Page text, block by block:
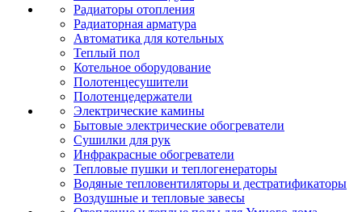
Радиаторы отопления
Радиаторная арматура
Автоматика для котельных
Теплый пол
Котельное оборудование
Полотенцесушители
Полотенцедержатели
Электрические камины
Бытовые электрические обогреватели
Сушилки для рук
Инфракрасные обогреватели
Тепловые пушки и теплогенераторы
Водяные тепловентиляторы и дестратификаторы
Воздушные и тепловые завесы